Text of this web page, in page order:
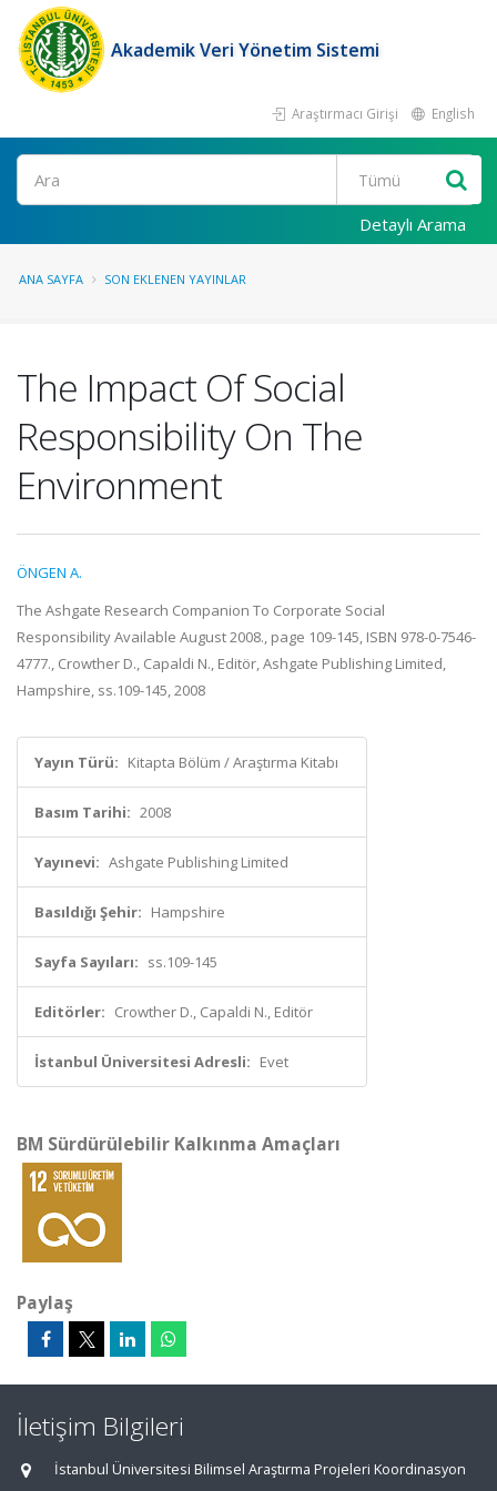
Akademik Veri Yönetim Sistemi
Araştırmacı Girişi English
Ara
Detaylı Arama
ANA SAYFA SON EKLENEN YAYINLAR
The Impact Of Social
Responsibility On The
Environment
ÖNGEN A.
The Ashgate Research Companion To Corporate Social
Responsibility Available August 2008., page 109-145, ISBN 978-0-7546-
4777., Crowther D., Capaldi N., Editör, Ashgate Publishing Limited,
Hampshire, ss.109-145, 2008
Yayın Türü: Kitapta Bölüm / Araştırma Kitabı
Basım Tarihi: 2008
Yayınevi: Ashgate Publishing Limited
Basıldığı Şehir: Hampshire
Sayfa Sayıları: ss.109-145
Editörler: Crowther D., Capaldi N., Editör
İstanbul Üniversitesi Adresli: Evet
BM Sürdürülebilir Kalkınma Amaçları
Paylaş
İletişim Bilgileri
İstanbul Üniversitesi Bilimsel Araştırma Projeleri Koordinasyon